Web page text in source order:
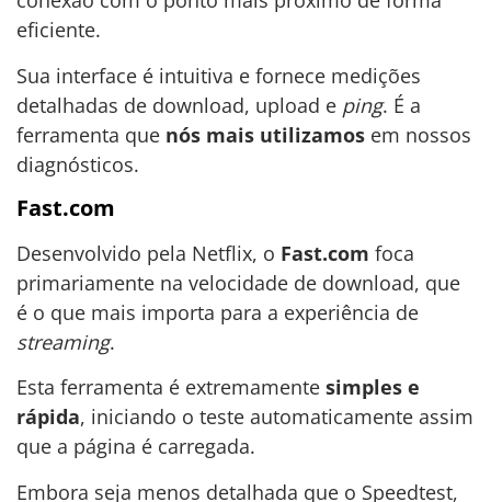
eficiente.
Sua interface é intuitiva e fornece medições
detalhadas de download, upload e ping. É a
ferramenta que nós mais utilizamos em nossos
diagnósticos.
Fast.com
Desenvolvido pela Netflix, o Fast.com foca
primariamente na velocidade de download, que
é o que mais importa para a experiência de
streaming.
Esta ferramenta é extremamente simples e
rápida, iniciando o teste automaticamente assim
que a página é carregada.
Embora seja menos detalhada que o Speedtest,